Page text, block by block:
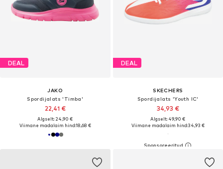
DEAL
JAKO
Spordijalats 'Timba'
22,41 €
Algselt: 24,90 €
Viimane madalaim hind:18,68 €
DEAL
SKECHERS
Spordijalats 'Youth IC'
34,93 €
Algselt: 49,90 €
Viimane madalaim hind:34,93 €